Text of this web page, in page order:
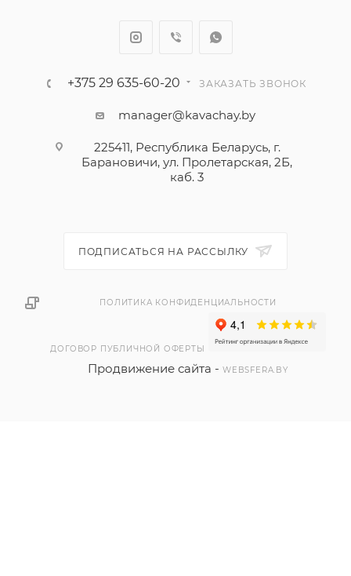
+375 29 635-60-20 ЗАКАЗАТЬ ЗВОНОК
manager@kavachay.by
225411, Республика Беларусь, г.
Барановичи, ул. Пролетарская, 2Б,
каб. 3
ПОДПИСАТЬСЯ НА РАССЫЛКУ
ПОЛИТИКА КОНФИДЕНЦИАЛЬНОСТИ
ДОГОВОР ПУБЛИЧНОЙ ОФЕРТЫ
Продвижение сайта -WEBSFERA.BY